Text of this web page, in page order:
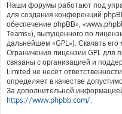
Наши форумы работают под
для создания конференций
обеспечение phpBB»,
Teams»), выпущенного по
дальнейшем «GPL»). Скачать
Ограничения лицензии GPL для
связаны с организацией и
Limited не несёт
определяет в качестве
За дополнительной
https://www.phpbb.com/.